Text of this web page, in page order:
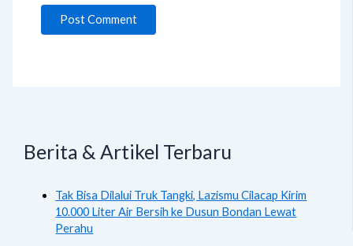
Berita & Artikel Terbaru
Tak Bisa Dilalui Truk Tangki, Lazismu Cilacap Kirim
10.000 Liter Air Bersih ke Dusun Bondan Lewat
Perahu